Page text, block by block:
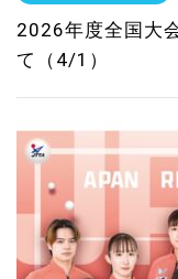
2026年度全国大
て（4/1）